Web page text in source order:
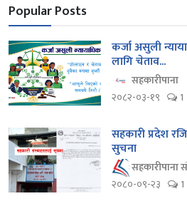
Popular Posts
कर्जा असुली
लागि चेताव...
सहकारीपाना
२०८२-०३-१९
1
सहकारी प्रदेश
सुचना
सहकारीपाना
२०८०-०९-२३
1